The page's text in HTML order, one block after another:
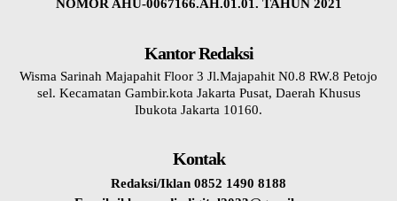
NOMOR AHU-0067166.AH.01.01. TAHUN 2021
Kantor Redaksi
Wisma Sarinah Majapahit Floor 3 Jl.Majapahit N0.8 RW.8 Petojo
sel. Kecamatan Gambir.kota Jakarta Pusat, Daerah Khusus
Ibukota Jakarta 10160.
Kontak
Redaksi/Iklan 0852 1490 8188